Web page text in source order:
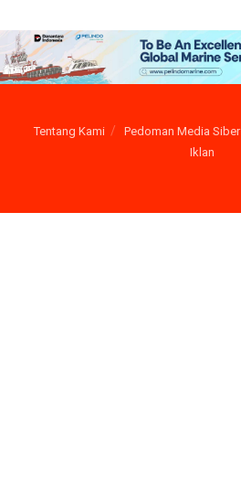
Tentang Kami Pedoman Media Siber
Iklan